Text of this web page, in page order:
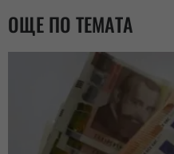
ОЩЕ ПО ТЕМАТА